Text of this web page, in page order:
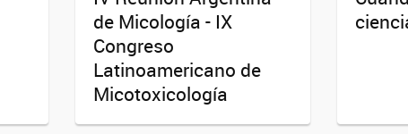
de Micología - IX
Congreso
Latinoamericano de
Micotoxicología